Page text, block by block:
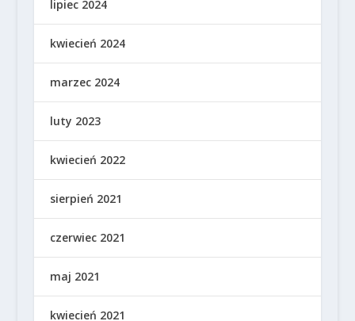
lipiec 2024
kwiecień 2024
marzec 2024
luty 2023
kwiecień 2022
sierpień 2021
czerwiec 2021
maj 2021
kwiecień 2021